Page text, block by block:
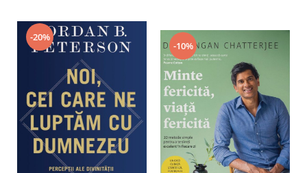
-20%
-10%